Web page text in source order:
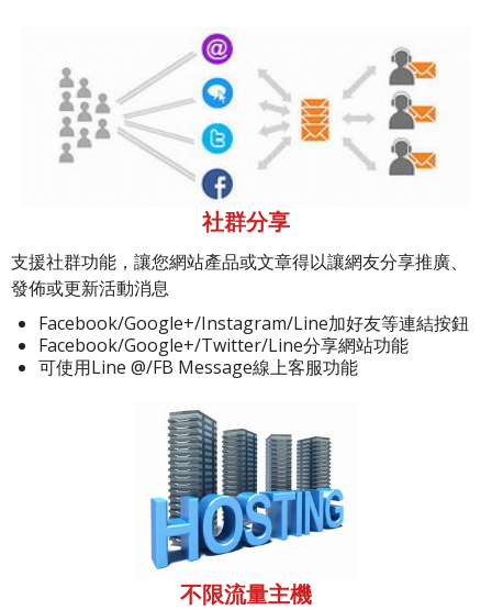
社群分享
支援社群功能，讓您網站產品或文章得以讓網友分享推廣、
發佈或更新活動消息
Facebook/Google+/Instagram/Line加好友等連結按鈕
Facebook/Google+/Twitter/Line分享網站功能
可使用Line @/FB Message線上客服功能
不限流量主機